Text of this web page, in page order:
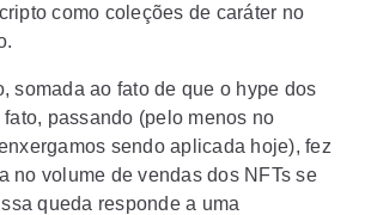
como coleções de caráter no
somada ao fato de que o hype dos
fato, passando (pelo menos no
sendo aplicada hoje), fez
no volume de vendas dos NFTs se
queda responde a uma